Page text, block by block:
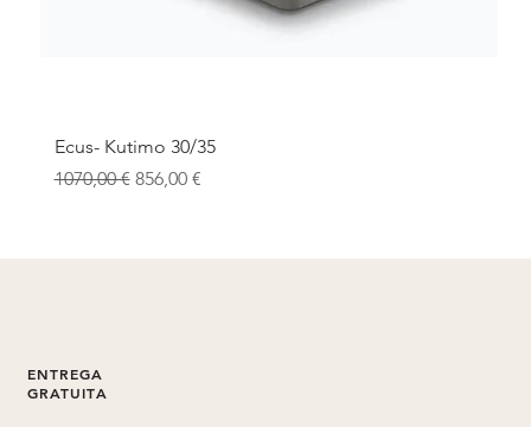
Ecus- Kutimo 30/35
Precio
1070,00 € Precio de oferta
856,00 €
ENTREGA
GRATUITA